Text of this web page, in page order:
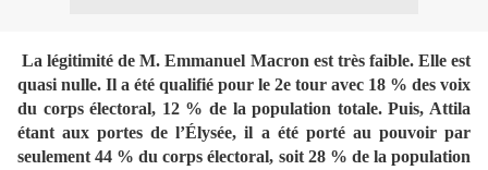
La légitimité de M. Emmanuel Macron est très faible. Elle est
quasi nulle. Il a été qualifié pour le 2e tour avec 18 % des voix
du corps électoral, 12 % de la population totale. Puis, Attila
étant aux portes de l’Élysée, il a été porté au pouvoir par
seulement 44 % du corps électoral, soit 28 % de la population